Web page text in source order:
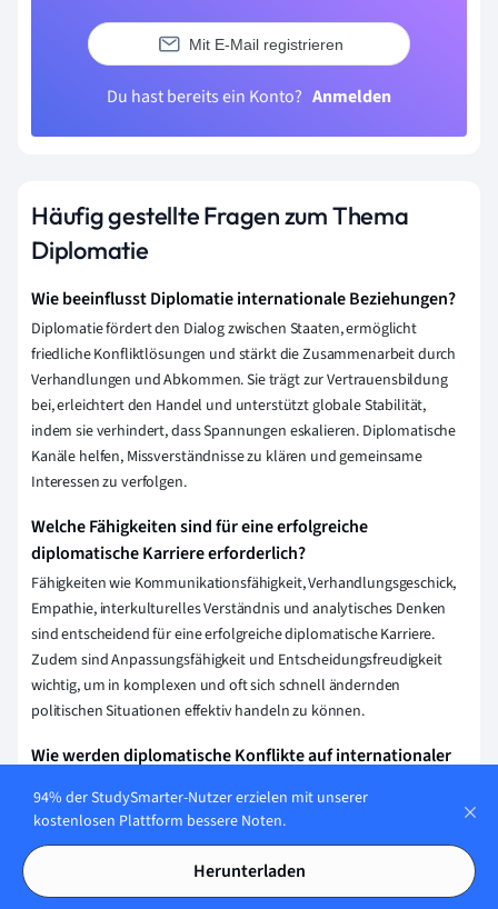
Mit E-Mail registrieren
Du hast bereits ein Konto? Anmelden
Häufig gestellte Fragen zum Thema
Diplomatie
Wie beeinflusst Diplomatie internationale Beziehungen?
Diplomatie fördert den Dialog zwischen Staaten, ermöglicht
friedliche Konfliktlösungen und stärkt die Zusammenarbeit durch
Verhandlungen und Abkommen. Sie trägt zur Vertrauensbildung
bei, erleichtert den Handel und unterstützt globale Stabilität,
indem sie verhindert, dass Spannungen eskalieren. Diplomatische
Kanäle helfen, Missverständnisse zu klären und gemeinsame
Interessen zu verfolgen.
Welche Fähigkeiten sind für eine erfolgreiche
diplomatische Karriere erforderlich?
Fähigkeiten wie Kommunikationsfähigkeit, Verhandlungsgeschick,
Empathie, interkulturelles Verständnis und analytisches Denken
sind entscheidend für eine erfolgreiche diplomatische Karriere.
Zudem sind Anpassungsfähigkeit und Entscheidungsfreudigkeit
wichtig, um in komplexen und oft sich schnell ändernden
politischen Situationen effektiv handeln zu können.
Wie werden diplomatische Konflikte auf internationaler
Diplomatische Konflikte auf internationaler Ebene werden in der
Schiedsgerichte gelöst. Dabei kommen oft multilaterale
Organisationen wie die Vereinten Nationen oder regionale
94% der StudySmarter-Nutzer erzielen mit unserer
kostenlosen Plattform bessere Noten.
Herunterladen